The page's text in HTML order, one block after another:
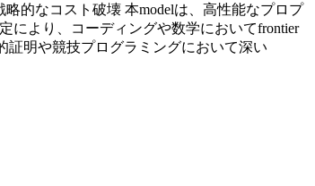
的なコスト破壊 本modelは、高性能なプロプ
により、コーディングや数学においてfrontier
証明や競技プログラミングにおいて深い